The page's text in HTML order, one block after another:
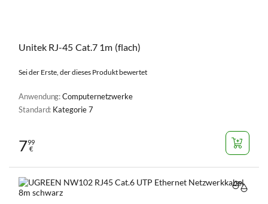
Unitek RJ-45 Cat.7 1m (flach)
Sei der Erste, der dieses Produkt bewertet
Anwendung:Computernetzwerke
Standard: Kategorie 7
799
€